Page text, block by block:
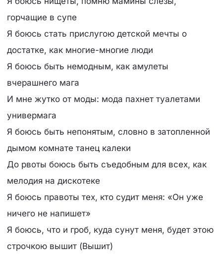
горчащие в супе
Я боюсь стать прислугою детской мечты о
достатке, как многие-многие люди
Я боюсь быть немодным, как амулеты
вчерашнего мага
И мне жутко от моды: мода пахнет туалетами
универмага
Я боюсь быть непонятым, словно в затопленной
дымом комнате танец калеки
До рвоты боюсь быть съедобным для всех, как
мелодия на дискотеке
Я боюсь правоты тех, кто судит меня: «Он уже
ничего не напишет»
Я боюсь, что и гроб, куда сунут меня, будет этою
строчкою вышит (Вышит)